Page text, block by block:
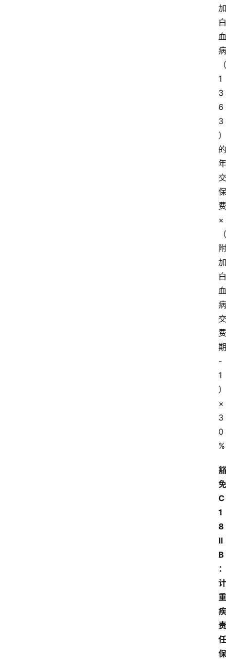
加
白
血
病
（
1
3
6
3
）
的
年
交
保
费
×
（
附
加
白
血
病
交
费
期
-
1
）
×
3
0
%
豁
免
C
1
8
Ⅱ
B
：
计
重
疾
责
任
保